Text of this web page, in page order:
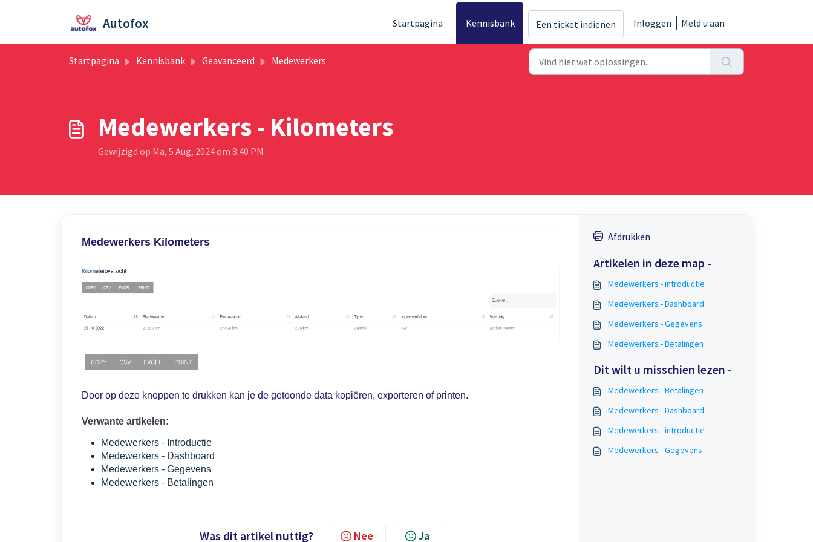
Autofox Startpagina Kennisbank Een ticket indienen Inloggen Meld u aan
Startpagina Kennisbank Geavanceerd Medewerkers
Medewerkers - Kilometers
Gewijzigd op Ma, 5 Aug, 2024 om 8:40 PM
Medewerkers Kilometers
Door op deze knoppen te drukken kan je de getoonde data kopiëren, exporteren of printen.
Verwante artikelen:
Medewerkers - Introductie
Medewerkers - Dashboard
Medewerkers - Gegevens
Medewerkers - Betalingen
Was dit artikel nuttig? Nee Ja
Afdrukken
Artikelen in deze map -
Medewerkers - introductie
Medewerkers - Dashboard
Medewerkers - Gegevens
Medewerkers - Betalingen
Dit wilt u misschien lezen -
Medewerkers - Betalingen
Medewerkers - Dashboard
Medewerkers - introductie
Medewerkers - Gegevens